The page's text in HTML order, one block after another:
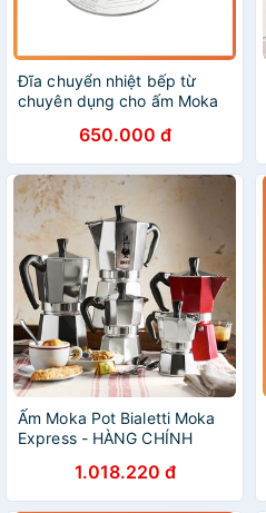
Đĩa chuyển nhiệt bếp từ
chuyên dụng cho ấm Moka
650.000 đ
Ấm Moka Pot Bialetti Moka
Express - HÀNG CHÍNH
1.018.220 đ